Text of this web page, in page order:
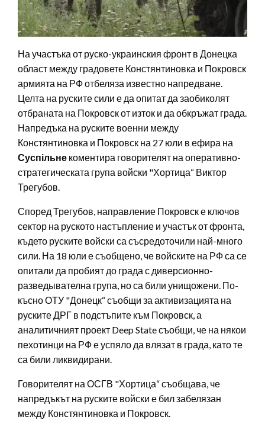
На участъка от руско-украинския фронт в Донецка
област между градовете Констянтиновка и Покровск
армията на РФ отбеляза известно напредване.
Целта на руските сили е да опитат да заобиколят
отбраната на Покровск от изток и да обкръжат града.
Напредъка на руските военни между
Констянтиновка и Покровск на 27 юли в ефира на
Суспільне коментира говорителят на оперативно-
стратегическата група войски "Хортица“ Виктор
Трегубов.
Според Трегубов, направление Покровск е ключов
сектор на руското настъпление и участък от фронта,
където руските войски са съсредоточили най-много
сили. На 18 юли е съобщено, че войските на РФ са се
опитали да пробият до града с диверсионно-
разведывателна група, но са били унищожени. По-
късно ОТУ "Донецк“ съобщи за активизацията на
руските ДРГ в подстъпите към Покровск, а
аналитичният проект Deep State съобщи, че на някои
пехотинци на РФ е успяло да влязат в града, като те
са били ликвидирани.
Говорителят на ОСГВ "Хортица“ съобщава, че
напредъкът на руските войски е бил забелязан
между Констянтиновка и Покровск.